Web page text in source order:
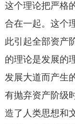
这个理论把严格
合在一起。这个
此引起全部资产
的理论是发展的
发展大道而产生
有抛弃资产阶级
造了人类思想和